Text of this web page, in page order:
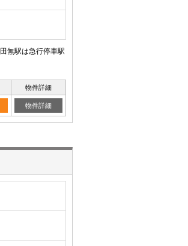
無駅は急行停車駅
物件詳細
物件詳細